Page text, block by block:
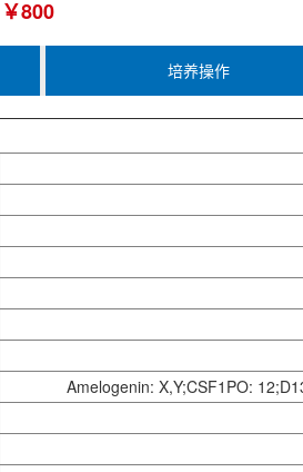
￥800
培养操作
Amelogenin: X,Y;CSF1PO: